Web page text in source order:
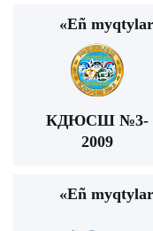
«Eñ
КДЮСШ №3-
2009
«Eñ